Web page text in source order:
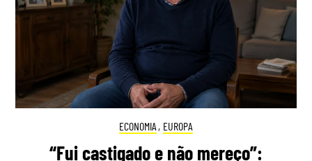
ECONOMIA , EUROPA
“Fui castigado e não mereço”: